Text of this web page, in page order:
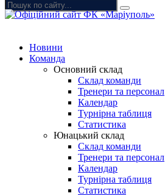
Новини
Команда
Основний склад
Склад команди
Тренери та персонал
Календар
Турнірна таблиця
Статистика
Юнацький склад
Склад команди
Тренери та персонал
Календар
Турнірна таблиця
Статистика